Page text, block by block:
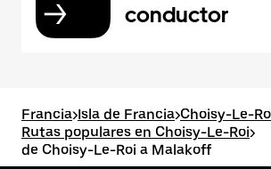
conductor
Francia>Isla de Francia>Choisy-Le-
Rutas populares en Choisy-Le-Roi>
de Choisy-Le-Roi a Malakoff